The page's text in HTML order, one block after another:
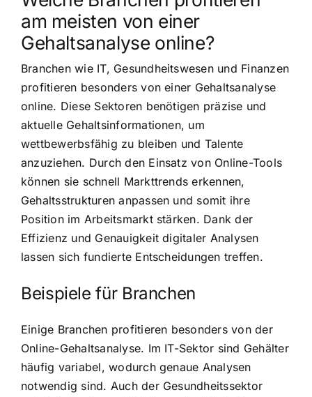
am meisten von einer
Gehaltsanalyse online?
Branchen wie IT, Gesundheitswesen und Finanzen
profitieren besonders von einer Gehaltsanalyse
online. Diese Sektoren benötigen präzise und
aktuelle Gehaltsinformationen, um
wettbewerbsfähig zu bleiben und Talente
anzuziehen. Durch den Einsatz von Online-Tools
können sie schnell Markttrends erkennen,
Gehaltsstrukturen anpassen und somit ihre
Position im Arbeitsmarkt stärken. Dank der
Effizienz und Genauigkeit digitaler Analysen
lassen sich fundierte Entscheidungen treffen.
Beispiele für Branchen
Einige Branchen profitieren besonders von der
Online-Gehaltsanalyse. Im IT-Sektor sind Gehälter
häufig variabel, wodurch genaue Analysen
notwendig sind. Auch der Gesundheitssektor